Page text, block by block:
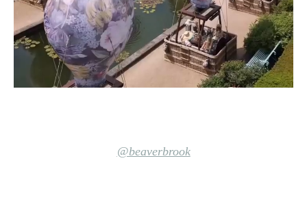
@beaverbrook